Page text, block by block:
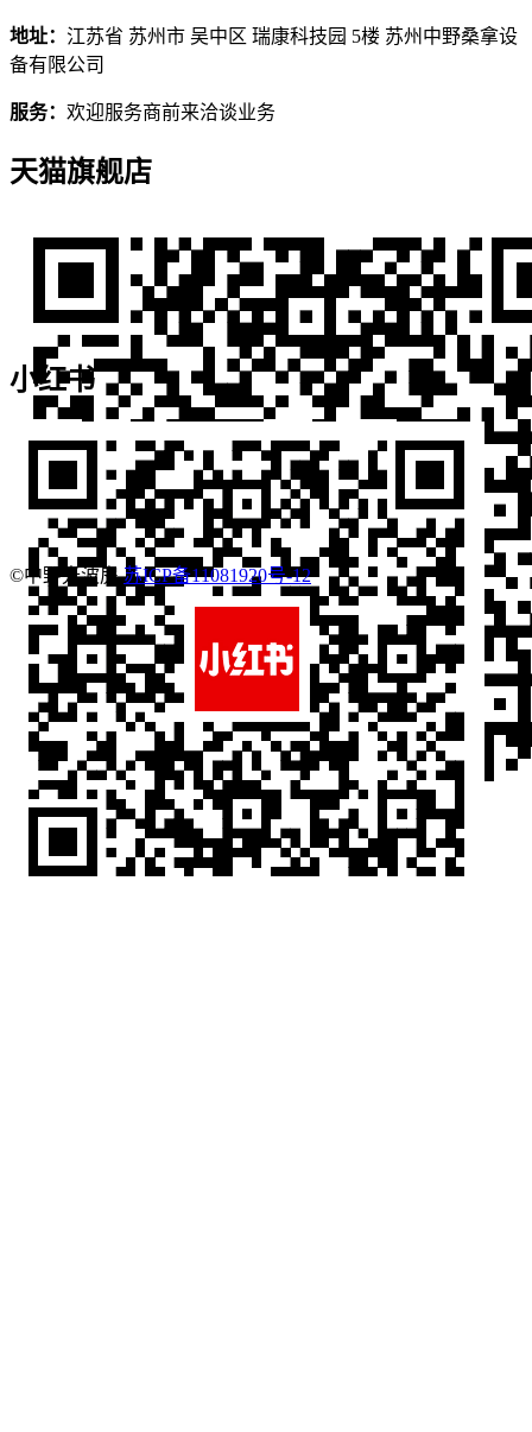
地址： 江苏省 苏州市 吴中区 瑞康科技园 5楼 苏州中野桑拿设
备有限公司
服务： 欢迎服务商前来洽谈业务
天猫旗舰店
小红书
©中野光波房苏ICP备11081920号-12